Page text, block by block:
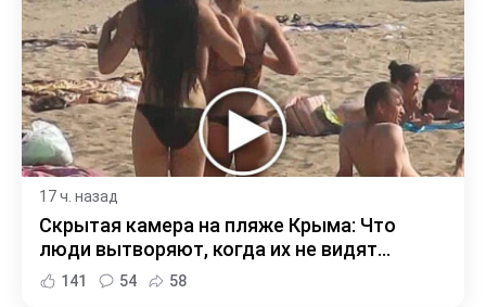
17 ч. назад
Скрытая камера на пляже Крыма: Что
люди вытворяют, когда их не видят...
141 54 58